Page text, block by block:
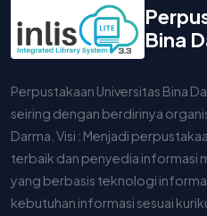
Bina
Perpustakaan Universitas Bina
seiring dengan berdirinya
Darma. Visi : Menjadi
terbaik dan penyedia informasi
yang berbasis teknologi
kebutuhan informasi sesuai